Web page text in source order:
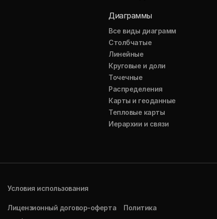
Диаграммы
Все виды диаграмм
Столбчатые
Линейные
Круговые и доли
Точечные
Распределения
Карты и геоданные
Тепловые карты
Иерархии и связи
Условия использования
Лицензионный договор-оферта
Политика